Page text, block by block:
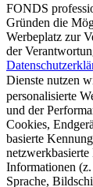
FONDS
Gründen die
Werbeplatz zur
der
Dienste nutzen
personalisierte
und der
Cookies,
basierte
Informationen
Sprache,